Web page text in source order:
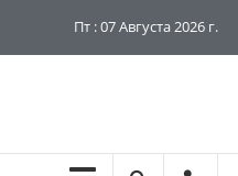
Пт : 07 Августа 2026 г.